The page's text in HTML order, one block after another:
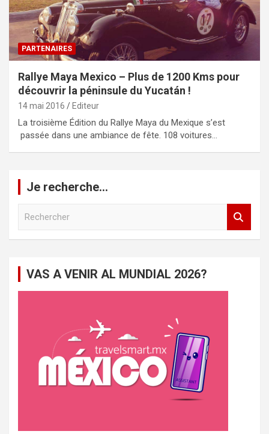
PARTENAIRES
Rallye Maya Mexico – Plus de 1200 Kms pour
découvrir la péninsule du Yucatán !
14 mai 2016 Editeur
La troisième Édition du Rallye Maya du Mexique s’est
passée dans une ambiance de fête. 108 voitures…
Je recherche…
c
VAS A VENIR AL MUNDIAL 2026?